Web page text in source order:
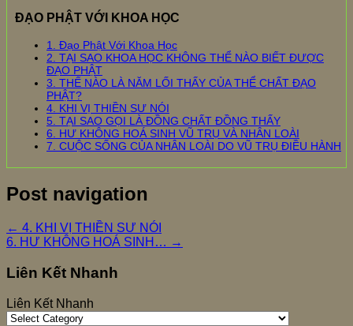
ĐẠO PHẬT VỚI KHOA HỌC
1. Đạo Phật Với Khoa Học
2. TẠI SAO KHOA HỌC KHÔNG THỂ NÀO BIẾT ĐƯỢC
ĐẠO PHẬT
3. THẾ NÀO LÀ NĂM LỐI THẤY CỦA THỂ CHẤT ĐẠO
PHẬT?
4. KHI VỊ THIỀN SƯ NÓI
5. TẠI SAO GỌI LÀ ĐỒNG CHẤT ĐỒNG THẤY
6. HƯ KHÔNG HOÁ SINH VŨ TRỤ VÀ NHÂN LOÀI
7. CUỘC SỐNG CỦA NHÂN LOÀI DO VŨ TRỤ ĐIỀU HÀNH
Post navigation
← 4. KHI VỊ THIỀN SƯ NÓI
6. HƯ KHÔNG HOÁ SINH… →
Liên Kết Nhanh
Liên Kết Nhanh